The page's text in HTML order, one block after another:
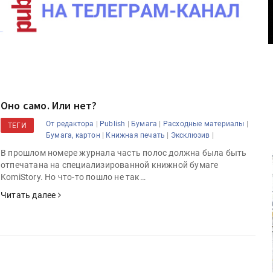
Оно само. Или нет?
ТЕГИ От редактора | Publish | Бумага | Расходные материалы |
Бумага, картон | Книжная печать | Эксклюзив |
В прошлом номере журнала часть полос должна была быть
отпечатана на специализированной книжной бумаге
KomiStory. Но что-то пошло не так…
Читать далее